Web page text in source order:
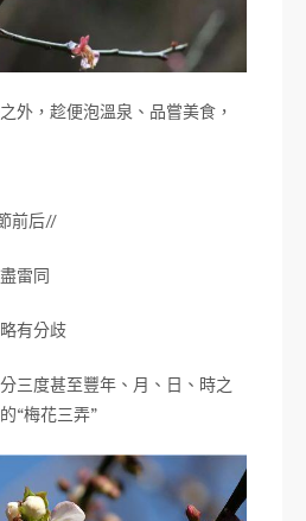
外，趁便泡溫泉、品嘗美食，
前后//
雷同
有分歧
三度甚至豐年、月、日、時之
“梅花三弄”